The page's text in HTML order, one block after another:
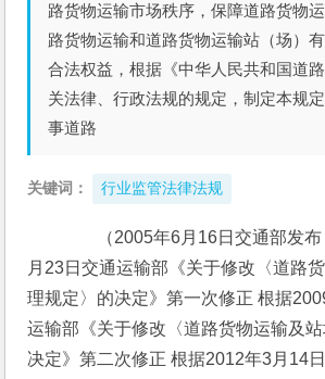
路货物运输市场秩序，保障道路货物
路货物运输和道路货物运输站（场）
合法权益，根据《中华人民共和国道
关法律、行政法规的规定，制定本
事道路
关键词： 行业监管法律法规
（2005年6月16日交通部发布
月23日交通运输部《关于修改〈道路
理规定〉的决定》第一次修正 根据
运输部《关于修改〈道路货物运输及
决定》第二次修正 根据2012年3月14